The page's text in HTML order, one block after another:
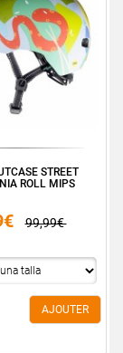
STREET
ROLL MIPS
99,99€
AJOUTER